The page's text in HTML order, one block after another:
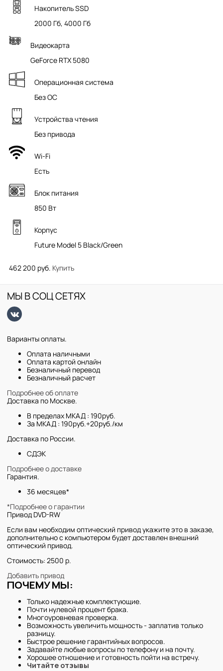
Накопитель SSD
2000 Гб, 4000 Гб
Видеокарта
GeForce RTX 5080
Операционная система
Без ОС
Устройства чтения
Без привода
Wi-Fi
Есть
Блок питания
850 Вт
Корпус
Future Model 5 Black/Green
462 200 руб. Купить
МЫ В СОЦ СЕТЯХ
Варианты оплаты.
Оплата наличными
Оплата картой онлайн
Безналичный перевод
Безналичный расчет
Подробнее об оплате
Доставка по Москве.
В пределах МКАД : 190руб.
За МКАД : 190руб.+20руб./км
Доставка по России.
СДЭК
Подробнее о доставке
Гарантия.
36 месяцев*
*Подробнее о гарантии
Привод DVD-RW
Если вам необходим оптический привод укажите это в заказе,
дополнительно с компьютером будет доставлен внешний
оптический привод.
Стоимость: 2500 р.
Добавить привод
ПОЧЕМУ МЫ:
Только надежные комплектующие.
Почти нулевой процент брака.
Многоуровневая проверка.
Возможность увеличить мощность - заплатив только
разницу.
Быстрое решение гарантийных вопросов.
Задавайте любые вопросы по телефону и на почту.
Хорошее отношение и готовность пойти на встречу.
Читайте отзывы